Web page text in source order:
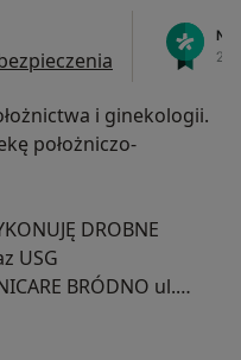
i ginekologii.
położniczo-
DROBNE
oraz USG
ul.
na Targówku)